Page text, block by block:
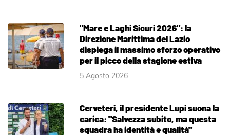
"Mare e Laghi Sicuri 2026": la
Direzione Marittima del Lazio
dispiega il massimo sforzo operativo
per il picco della stagione estiva
5 Agosto 2026
Cerveteri, il presidente Lupi suona la
carica: "Salvezza subito, ma questa
squadra ha identità e qualità"